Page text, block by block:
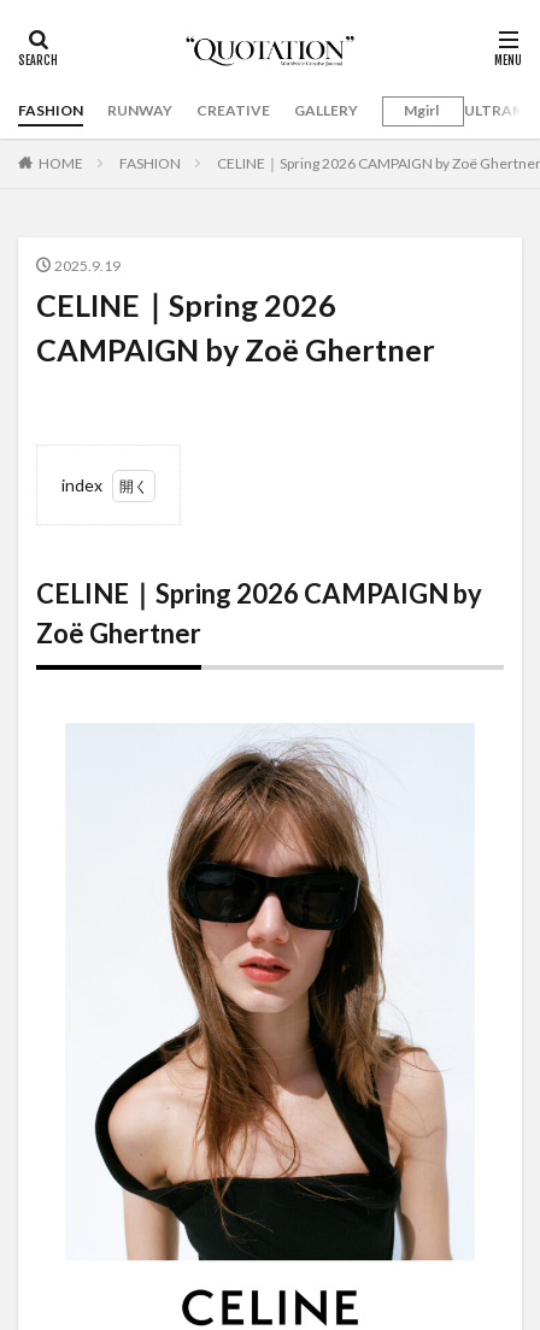
FASHION RUNWAY CREATIVE GALLERY Mgirl
HOME FASHION CELINE｜Spring 2026 CAMPAIGN by Zoë Ghertner
2025.9.19
CELINE｜Spring 2026
CAMPAIGN by Zoë Ghertner
index
1
2026
by Zoë
CELINE｜Spring 2026 CAMPAIGN by
Zoë Ghertner